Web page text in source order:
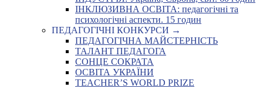
ІНКЛЮЗИВНА ОСВІТА: педагогічні та
психологічні аспекти. 15 годин
ПЕДАГОГІЧНІ КОНКУРСИ →
ПЕДАГОГІЧНА МАЙСТЕРНІСТЬ
ТАЛАНТ ПЕДАГОГА
СОНЦЕ СОКРАТА
ОСВІТА УКРАЇНИ
TEACHER’S WORLD PRIZE